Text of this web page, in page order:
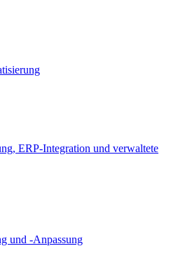
ERP-Integration und verwaltete
und -Anpassung